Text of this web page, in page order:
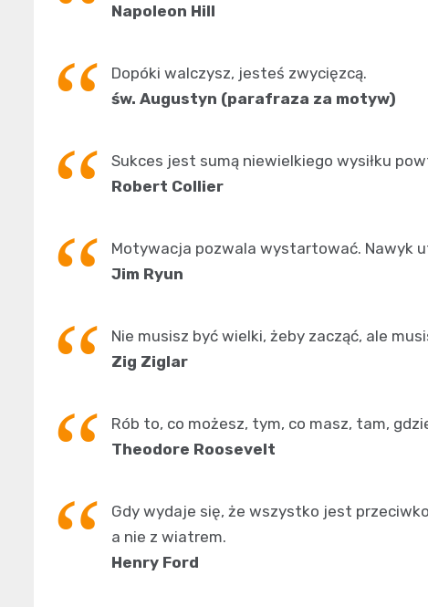
Napoleon Hill
Dopóki walczysz, jesteś zwycięzcą.
św. Augustyn (parafraza za motyw)
Sukces jest sumą niewielkiego wysiłku
Robert Collier
Motywacja pozwala wystartować. Nawyk
Jim Ryun
Nie musisz być wielki, żeby zacząć, ale
Zig Ziglar
Rób to, co możesz, tym, co masz, tam,
Theodore Roosevelt
Gdy wydaje się, że wszystko jest
a nie z wiatrem.
Henry Ford